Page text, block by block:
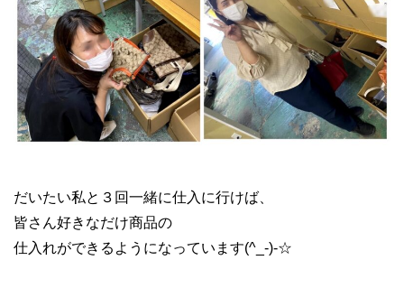
だいたい私と３回一緒に仕入に行けば、
皆さん好きなだけ商品の
仕入れができるようになっています(^_-)-☆